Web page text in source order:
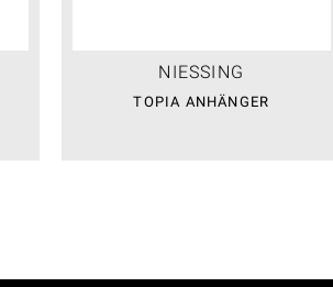
NIESSING
TOPIA ANHÄNGER